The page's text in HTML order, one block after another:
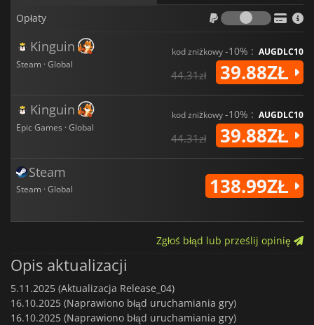
Opłaty
Opłaty
Kinguin
Steam · Global
kod zniżkowy-10% : AUGDLC10
44.31zł 39.88ZŁ
Kinguin
Epic Games · Global
kod zniżkowy-10% : AUGDLC10
44.31zł 39.88ZŁ
Steam
Steam · Global 138.99ZŁ
Zgłoś błąd lub prześlij opinię
Opis aktualizacji
5.11.2025 (Aktualizacja Release_04)
16.10.2025 (Naprawiono błąd uruchamiania gry)
16.10.2025 (Naprawiono błąd uruchamiania gry)